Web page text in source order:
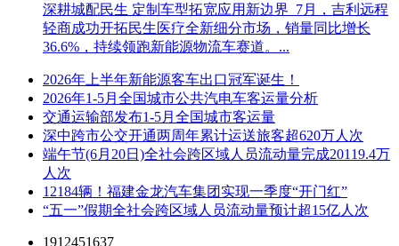
深耕城配民生 定制车型拓宽应用新边界 7月，吉利远程
轻商成功开拓民生医疗全新细分市场，销量同比增长
36.6%，持续领跑新能源物流车赛道。...
2026年上半年新能源客车出口冠军诞生！
2026年1-5月全国城市公共汽电车客运量分析
交通运输部发布1-5月全国城市客运量
深中跨市公交开通两周年累计运送旅客超620万人次
端午节(6月20日)全社会跨区域人员流动量完成20119.4万
人次
12184辆！福建金龙汽车集团实现一季度“开门红”
“五一”假期全社会跨区域人员流动量预计超15亿人次
1912451637